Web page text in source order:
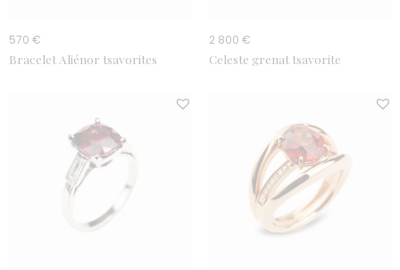
Bracelet Aliénor tsavorites
570 €
Celeste grenat tsavorite
2 800 €